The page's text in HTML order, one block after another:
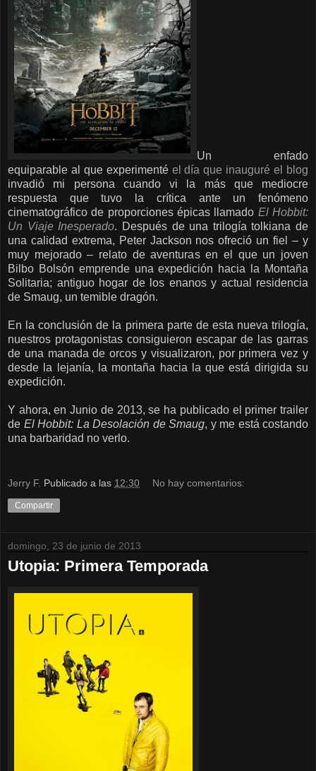
Un enfado
equiparable al que experimenté el día que inauguré el blog
invadió mi persona cuando vi la más que mediocre
respuesta que tuvo la crítica ante un fenómeno
cinematográfico de proporciones épicas llamado El Hobbit:
Un Viaje Inesperado. Después de una trilogía tolkiana de
una calidad extrema, Peter Jackson nos ofreció un fiel – y
muy mejorado – relato de aventuras en el que un joven
Bilbo Bolsón emprende una expedición hacia la Montaña
Solitaria; antiguo hogar de los enanos y actual residencia
de Smaug, un temible dragón.
En la conclusión de la primera parte de esta nueva trilogía,
nuestros protagonistas consiguieron escapar de las garras
de una manada de orcos y visualizaron, por primera vez y
desde la lejanía, la montaña hacia la que está dirigida su
expedición.
Y ahora, en Junio de 2013, se ha publicado el primer trailer
de El Hobbit: La Desolación de Smaug, y me está costando
una barbaridad no verlo.
Jerry F. Publicado a las 12:30 No hay comentarios:
Compartir
domingo, 23 de junio de 2013
Utopia: Primera Temporada